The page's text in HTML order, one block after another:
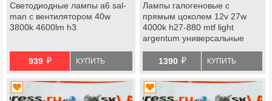
Светодиодные лампы a6 sal-
man с вентилятором 40w
3800k 4600lm h3
939 й КУПИТЬ
Лампы галогеновые с
прямым цоколем 12v 27w
4000k h27-880 mtf light
argentum универсальные
1390 й КУПИТЬ